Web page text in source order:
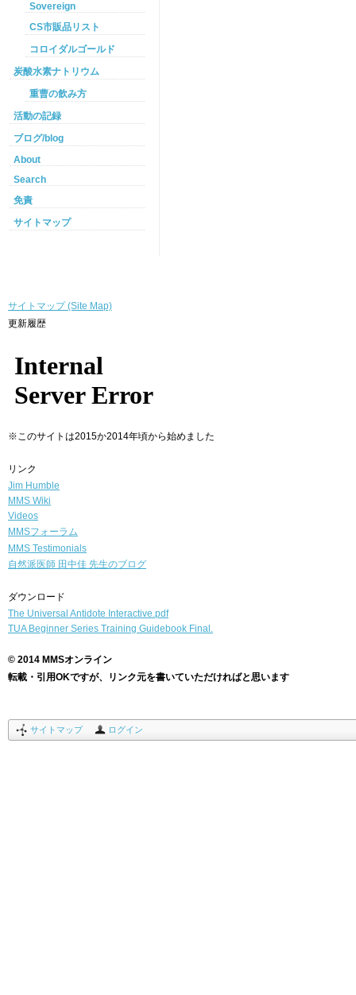
Sovereign
CS市販品リスト
コロイダルゴールド
炭酸水素ナトリウム
重曹の飲み方
活動の記録
ブログ/blog
About
Search
免責
サイトマップ
サイトマップ (Site Map)
更新履歴
※このサイトは2015か2014年頃から始めました
リンク
Jim Humble
MMS Wiki
Videos
MMSフォーラム
MMS Testimonials
自然派医師 田中佳 先生のブログ
ダウンロード
The Universal Antidote Interactive.pdf
TUA Beginner Series Training Guidebook Final.
© 2014 MMSオンライン
転載・引用OKですが、リンク元を書いていただければと思います
サイトマップ ログイン